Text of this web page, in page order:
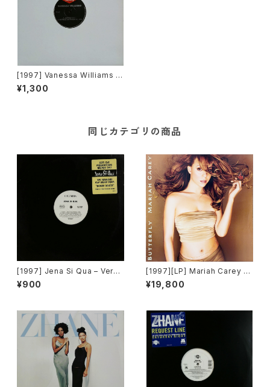
[1997] Vanessa Williams –
Happiness [Mercury]
¥1,300
同じカテゴリの商品
[1997] Jena Si Qua – Verse
1, Verse 2 / Down South [C
olumbia][PROMO]
¥900
[1997][LP] Mariah Carey –
Butterfly [Columbia]
¥19,800